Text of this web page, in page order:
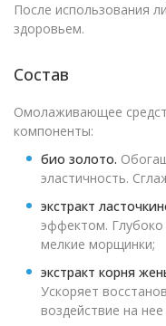
После использования
здоровьем.
Состав
Омолаживающее
компоненты:
био золото.
эластичность.
экстракт
эффектом. Глубоко
мелкие морщинки;
экстракт корня
Ускоряет
воздействие на